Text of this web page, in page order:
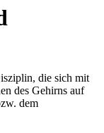
die sich mit
des Gehirns auf
dem